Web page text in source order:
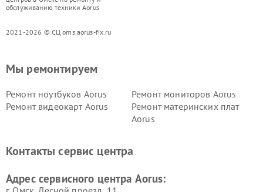
обслуживанию техники Aorus
2021-2026 © СЦ oms.aorus-fix.ru
Мы ремонтируем
Ремонт ноутбуков Aorus
Ремонт мониторов Aorus
Ремонт видеокарт Aorus
Ремонт материнских плат
Aorus
Контакты сервис центра
Адрес сервисного центра Aorus: